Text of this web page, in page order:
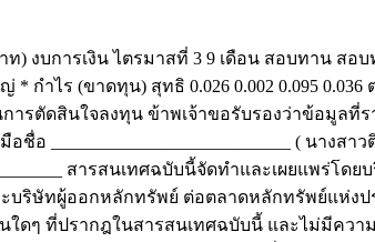
งบการเงิน ไตรมาสที่ 3 9 เดือน สอบทาน สอ
* กำไร (ขาดทุน) สุทธิ 0.026 0.002 0.095
ารตัดสินใจลงทุน ข้าพเจ้าขอรับรองว่าข้อมูล
___________________________ ( นาง
สารสนเทศฉบับนี้จัดทำและเผยแพ
ริษัทผู้ออกหลักทรัพย์ ต่อตลาดหลักทรัพย์แห่ง
ๆ ที่ปรากฎในสารสนเทศฉบับนี้ และไม่มีควา